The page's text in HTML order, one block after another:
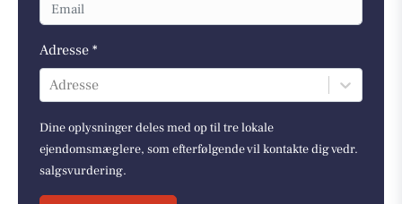
Adresse *
Adresse
Dine oplysninger deles med op til tre lokale
ejendomsmæglere, som efterfølgende vil kontakte dig vedr.
salgsvurdering.